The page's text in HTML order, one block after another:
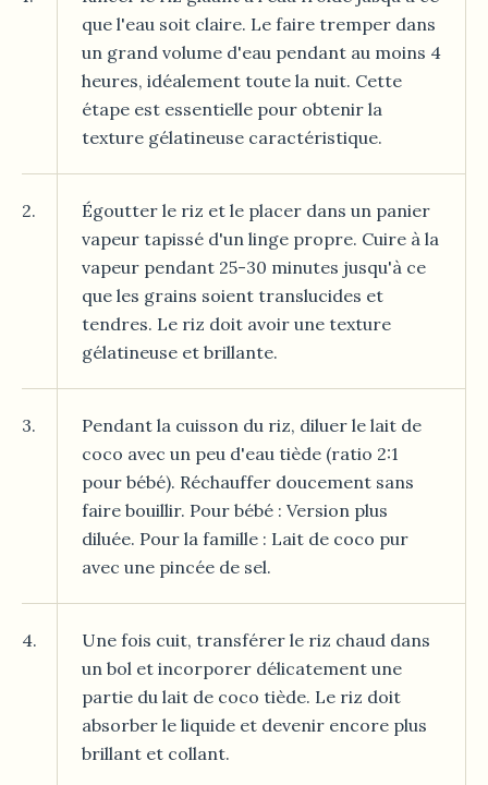
que l'eau soit claire. Le faire tremper dans
un grand volume d'eau pendant au moins 4
heures, idéalement toute la nuit. Cette
étape est essentielle pour obtenir la
texture gélatineuse caractéristique.
2.
Égoutter le riz et le placer dans un panier
vapeur tapissé d'un linge propre. Cuire à la
vapeur pendant 25-30 minutes jusqu'à ce
que les grains soient translucides et
tendres. Le riz doit avoir une texture
gélatineuse et brillante.
3.
Pendant la cuisson du riz, diluer le lait de
coco avec un peu d'eau tiède (ratio 2:1
pour bébé). Réchauffer doucement sans
faire bouillir. Pour bébé : Version plus
diluée. Pour la famille : Lait de coco pur
avec une pincée de sel.
4.
Une fois cuit, transférer le riz chaud dans
un bol et incorporer délicatement une
partie du lait de coco tiède. Le riz doit
absorber le liquide et devenir encore plus
brillant et collant.